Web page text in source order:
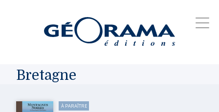
Bretagne
À PARAÎTRE